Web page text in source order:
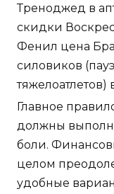
Треноджед в
скидки
Фенил цена
силовиков
Главное
должны
боли.
целом
удобные